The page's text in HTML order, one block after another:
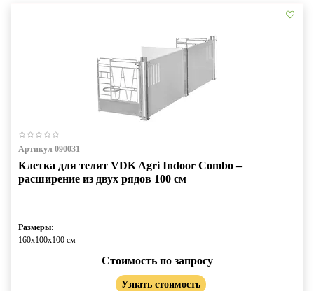
Артикул 090031
Клетка для телят VDK Agri Indoor Combo –
расширение из двух рядов 100 см
Размеры:
160х100х100 см
Стоимость по запросу
Узнать стоимость